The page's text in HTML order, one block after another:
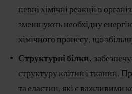
певні хімічні реакції в
зменшують необхідну
хімічного процесу, що
Структурні білки.
структуру клітин і тканин.
та еластин, які є важливими